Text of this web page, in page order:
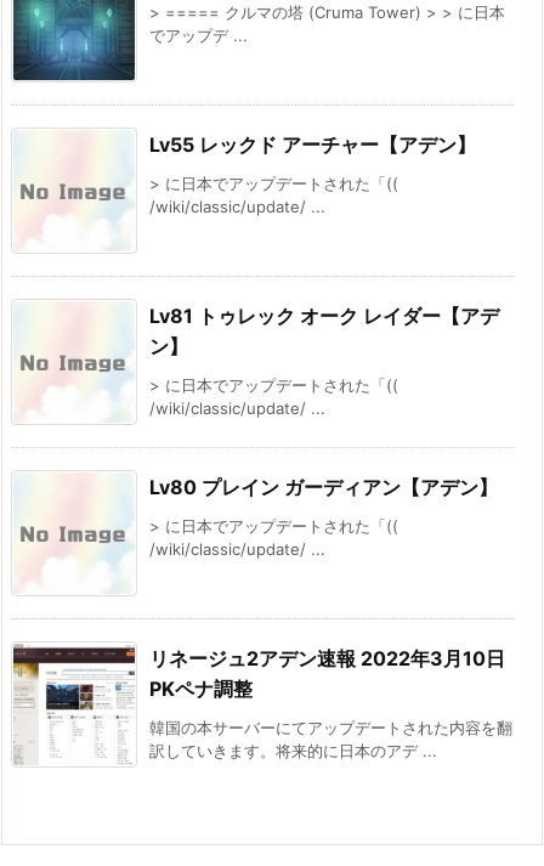
> ===== クルマの塔 (Cruma Tower) > > に日本
でアップデ ...
Lv55 レックド アーチャー【アデン】
> に日本でアップデートされた「((
/wiki/classic/update/ ...
Lv81 トゥレック オーク レイダー【アデ
ン】
> に日本でアップデートされた「((
/wiki/classic/update/ ...
Lv80 プレイン ガーディアン【アデン】
> に日本でアップデートされた「((
/wiki/classic/update/ ...
リネージュ2アデン速報 2022年3月10日
PKペナ調整
韓国の本サーバーにてアップデートされた内容を翻
訳していきます。将来的に日本のアデ ...